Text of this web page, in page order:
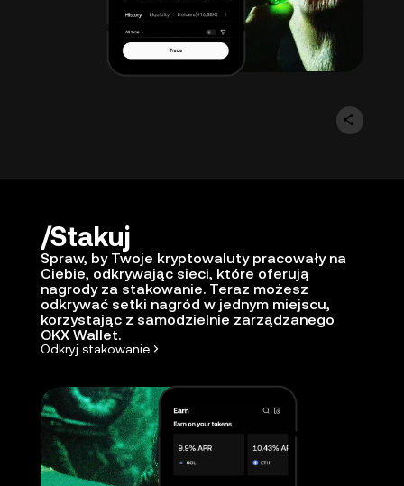
Stakuj
Spraw, by Twoje kryptowaluty pracowały na
Ciebie, odkrywając sieci, które oferują
nagrody za stakowanie. Teraz możesz
odkrywać setki nagród w jednym miejscu,
korzystając z samodzielnie zarządzanego
OKX Wallet.
Odkryj stakowanie